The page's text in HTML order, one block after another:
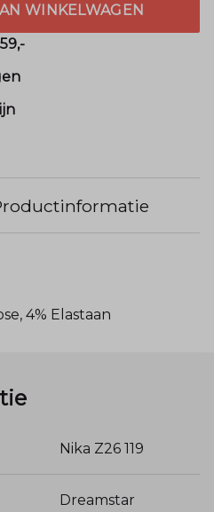
WINKELWAGEN
4% Elastaan
Nika Z26 119
Dreamstar